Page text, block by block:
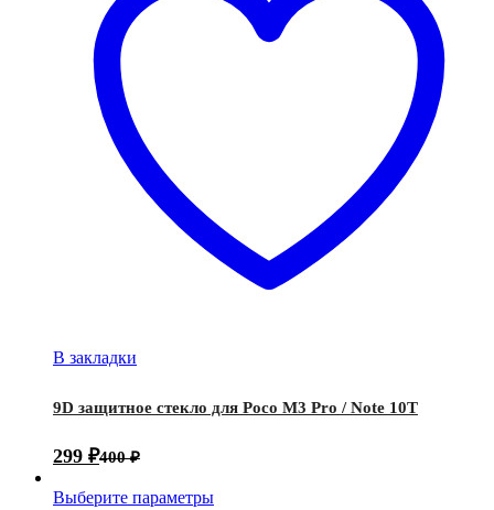
В закладки
9D защитное стекло для Poco M3 Pro / Note 10T
299 ₽400₽
Выберите параметры